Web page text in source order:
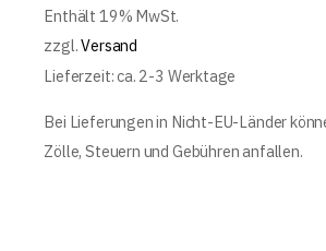
Enthält 19% MwSt.
zzgl.Versand
Lieferzeit: ca. 2-3 Werktage
Bei Lieferungen in Nicht-EU-Länder
Zölle, Steuern und Gebühren anfallen.